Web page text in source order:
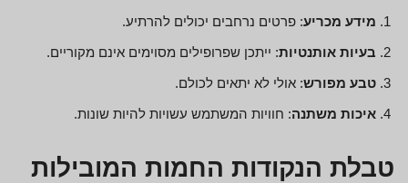
מידע מכריע: פרטים נרחבים יכולים להרתיע.
בעיות אותנטיות: ייתכן שפרופילים מסוימים אינם מקוריים.
טבע מפורש: אולי לא יתאים לכולם.
איכות משתנה: חוויות המשתמש עשויות להיות שונות.
טבלת הנקודות החמות המובילות